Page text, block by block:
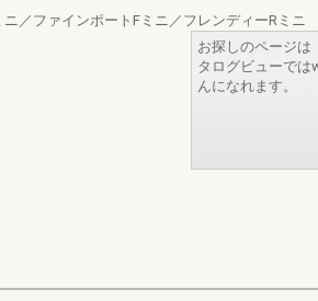
ファインポートFミニ／フレンディーRミニ
お探しのページは
タログビューでは
んになれます。